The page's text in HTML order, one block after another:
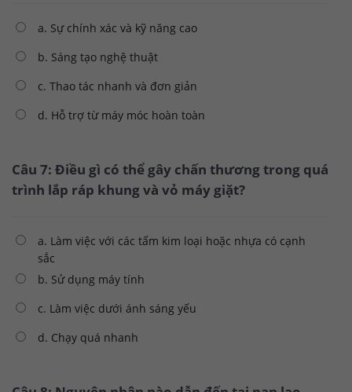
a. Sự chính xác và kỹ năng cao
b. Sáng tạo nghệ thuật
c. Thao tác nhanh và đơn giản
d. Hỗ trợ từ máy móc hoàn toàn
Câu 7: Điều gì có thể gây chấn thương trong quá
trình lắp ráp khung và vỏ máy giặt?
a. Làm việc với các tấm kim loại hoặc nhựa có cạnh
sắc
b. Sử dụng máy tính
c. Làm việc dưới ánh sáng yếu
d. Chạy quá nhanh